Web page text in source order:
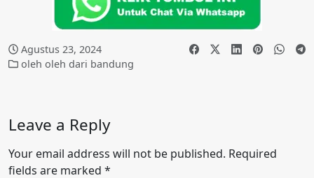
Agustus 23, 2024
oleh oleh dari bandung
Leave a Reply
Your email address will not be published. Required
fields are marked *